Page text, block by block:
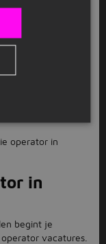
doe je direct
vacatures in
van de
zijn er
operator in
in
begint je
vacatures.